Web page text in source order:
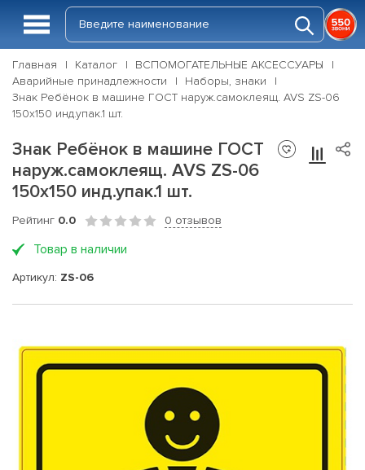
Главная Каталог
ВСПОМОГАТЕЛЬНЫЕ АКСЕССУАРЫ
Аварийные принадлежности
Наборы, знаки
Знак Ребёнок в машине ГОСТ наруж.самоклеящ. AVS ZS-06
150x150 инд.упак.1 шт.
Знак Ребёнок в машине ГОСТ
наруж.самоклеящ. AVS ZS-06
150x150 инд.упак.1 шт.
Рейтинг 0.0 0 отзывов
Товар в наличии
Артикул: ZS-06